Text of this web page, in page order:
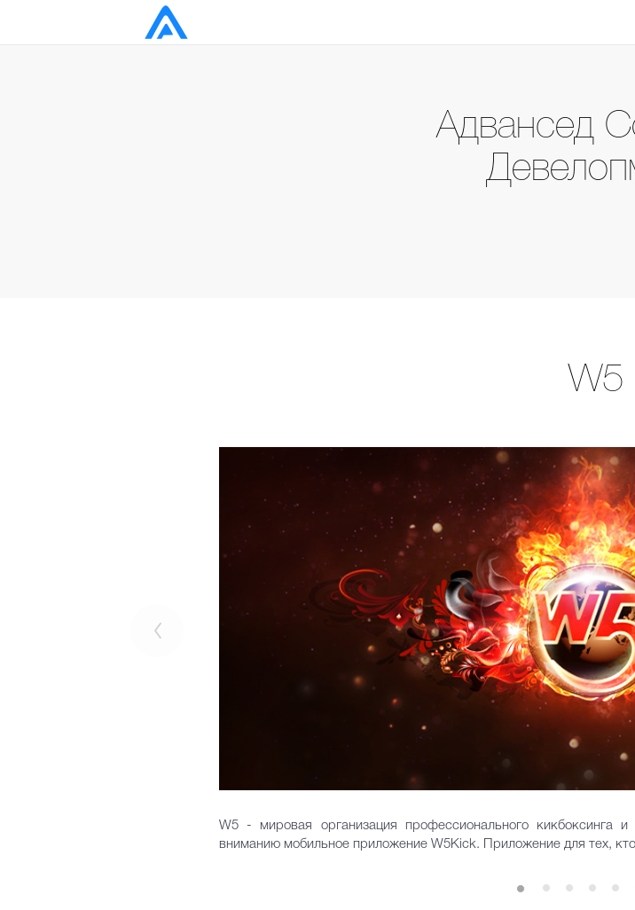
Адвансед
W5
W5 - мировая организация профессионального кикбоксинга
вниманию мобильное приложение W5Kick. Приложение для тех,